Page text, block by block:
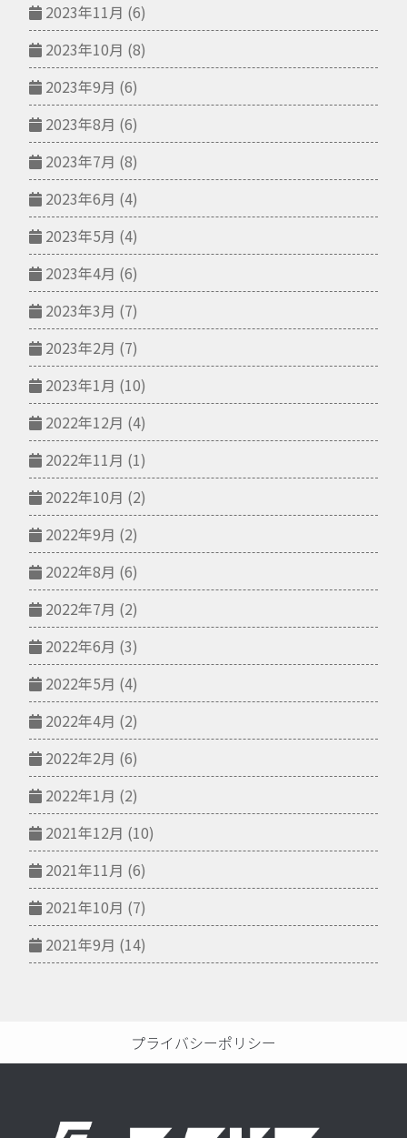
2023年11月 (6)
2023年10月 (8)
2023年9月 (6)
2023年8月 (6)
2023年7月 (8)
2023年6月 (4)
2023年5月 (4)
2023年4月 (6)
2023年3月 (7)
2023年2月 (7)
2023年1月 (10)
2022年12月 (4)
2022年11月 (1)
2022年10月 (2)
2022年9月 (2)
2022年8月 (6)
2022年7月 (2)
2022年6月 (3)
2022年5月 (4)
2022年4月 (2)
2022年2月 (6)
2022年1月 (2)
2021年12月 (10)
2021年11月 (6)
2021年10月 (7)
2021年9月 (14)
プライバシーポリシー